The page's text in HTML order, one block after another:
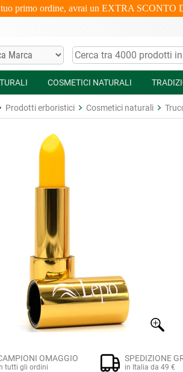
primo ordine, avrai un EXTRA SCONTO
COSMETICI NATURALI
Prodotti erboristici Cosmetici naturali
OMAGGIO
tutti gli ordini
SPEDIZIONE
in Italia da 49 €